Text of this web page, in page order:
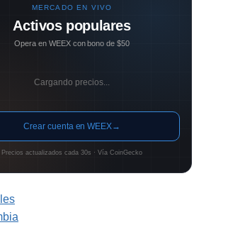
MERCADO EN VIVO
Activos populares
Opera en WEEX con bono de $50
Cargando precios...
Crear cuenta en WEEX→
Precios actualizados cada 30s · Vía CoinGecko